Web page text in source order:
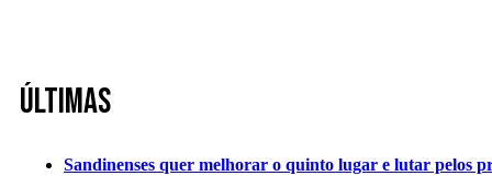
Últimas
Sandinenses quer melhorar o quinto lugar e lutar pelos